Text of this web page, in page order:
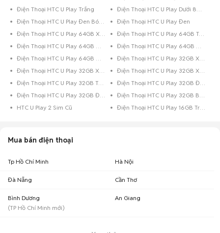
Chúc các bạn có trải nghiệm mua bán điện thoại cũtuyệt vời trên Chợ
Tốt.
Điện Thoại HTC U Play Trắng
Điện Thoại HTC U Play Dưới 8GB Đen
Điện Thoại HTC U Play Đen Bóng
Điện Thoại HTC U Play Đen
Điện Thoại HTC U Play 64GB Xanh Dương
Điện Thoại HTC U Play 64GB Trắng
Điện Thoại HTC U Play 64GB Hồng
Điện Thoại HTC U Play 64GB Đen Bóng
Điện Thoại HTC U Play 64GB Đen
Điện Thoại HTC U Play 32GB Xanh Lá
Điện Thoại HTC U Play 32GB Xanh Dương
Điện Thoại HTC U Play 32GB Xám
Điện Thoại HTC U Play 32GB Trắng
Điện Thoại HTC U Play 32GB Đen Bóng
Điện Thoại HTC U Play 32GB Đen
Điện Thoại HTC U Play 32GB Bạc
HTC U Play 2 Sim Cũ
Điện Thoại HTC U Play 16GB Trắng
Mua bán điện thoại
Tp Hồ Chí Minh Hà Nội
Đà Nẵng Cần Thơ
Bình Dương
(TP Hồ Chí Minh mới)
An Giang